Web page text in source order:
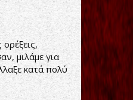
μιλάμε για
κατά πολύ